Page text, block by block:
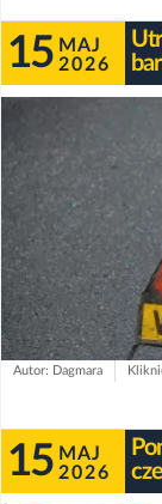
15 MAJ
2026
Autor: Dagmara
15 MAJ
2026